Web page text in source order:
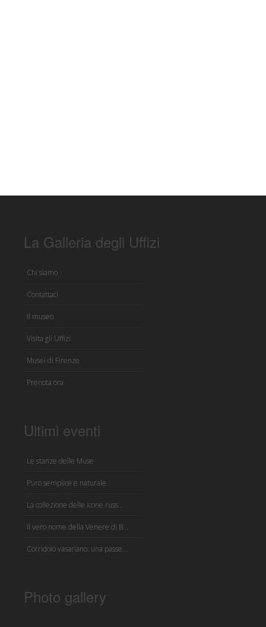
La Galleria degli Uffizi
Chi siamo
Contattaci
Il museo
Visita gli Uffizi
Musei di Firenze
Prenota ora
Ultimi eventi
Le stanze delle Muse
Puro semplice e naturale
La collezione delle icone russ...
Il vero nome della Venere di B...
Corridoio vasariano: una passe...
Photo gallery